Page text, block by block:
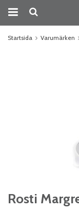
Startsida Varumärken
Rosti